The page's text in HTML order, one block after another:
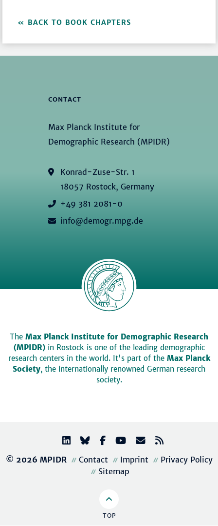
BACK TO BOOK CHAPTERS
CONTACT
Max Planck Institute for
Demographic Research (MPIDR)
Konrad-Zuse-Str. 1
18057 Rostock, Germany
+49 381 2081-0
info@demogr.mpg.de
The Max Planck Institute for Demographic Research
(MPIDR)in Rostock is one of the leading demographic
research centers in the world. It's part of the Max Planck
Society, the internationally renowned German research
society.
© 2026 MPIDR Contact Imprint
Privacy Policy
Sitemap
TOP